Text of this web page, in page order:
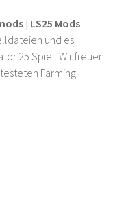
| LS25 Mods
und es
25 Spiel. Wir freuen
Farming